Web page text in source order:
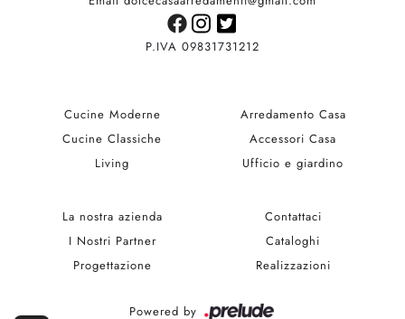
P.IVA 09831731212
Cucine Moderne
Cucine Classiche
Living
Arredamento Casa
Accessori Casa
Ufficio e giardino
La nostra azienda
I Nostri Partner
Progettazione
Contattaci
Cataloghi
Realizzazioni
Powered by